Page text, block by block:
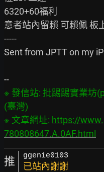
6320+60福利
意者站內留賴 可賴佩 板
-----
Sent from JPTT on my
※ 發信站: 批踢踢實業坊
(臺灣)
※ 文章網址: https://
780808647.A.0AF.html
推 ggenie0103
已站內謝謝